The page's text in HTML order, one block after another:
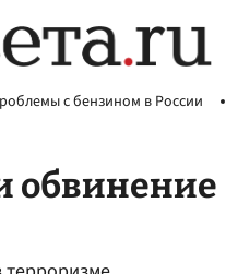
с бензином в России
обвинение